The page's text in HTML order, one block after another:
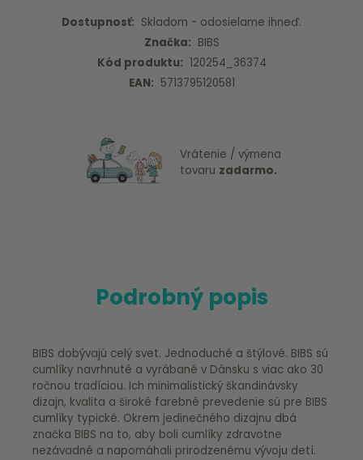
Dostupnosť: Skladom - odosielame ihneď.
Značka: BIBS
Kód produktu: 120254_36374
EAN: 5713795120581
Vrátenie / výmena
tovaru zadarmo.
Podrobný popis
BIBS dobývajú celý svet. Jednoduché a štýlové. BIBS sú
cumlíky navrhnuté a vyrábané v Dánsku s viac ako 30
ročnou tradíciou. Ich minimalistický škandinávsky
dizajn, kvalita a široké farebné prevedenie sú pre BIBS
cumlíky typické. Okrem jedinečného dizajnu dbá
značka BIBS na to, aby boli cumlíky zdravotne
nezávadné a napomáhali prirodzenému vývoju detí.